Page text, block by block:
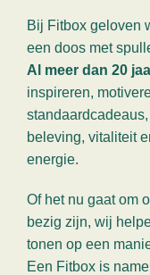
Bij Fitbox geloven
een doos met
Al meer dan 20
inspireren,
beleving, vitaliteit
energie.
Of het nu gaat om
bezig zijn, wij
tonen op een
Een Fitbox is